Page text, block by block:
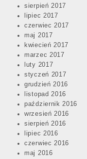
sierpień 2017
lipiec 2017
czerwiec 2017
maj 2017
kwiecień 2017
marzec 2017
luty 2017
styczeń 2017
grudzień 2016
listopad 2016
październik 2016
wrzesień 2016
sierpień 2016
lipiec 2016
czerwiec 2016
maj 2016